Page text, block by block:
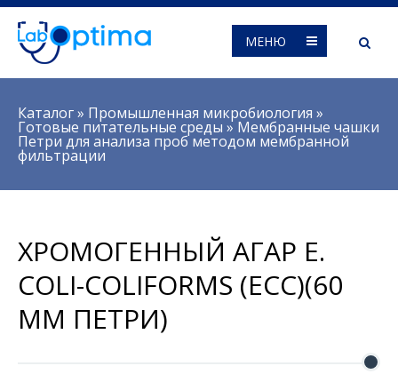
МЕНЮ
Вы здесь
Каталог» Промышленная микробиология »
Готовые питательные среды » Мембранные чашки
Петри для анализа проб методом мембранной
фильтрации
ХРОМОГЕННЫЙ АГАР E.
COLI-COLIFORMS (ECC)(60
ММ ПЕТРИ)